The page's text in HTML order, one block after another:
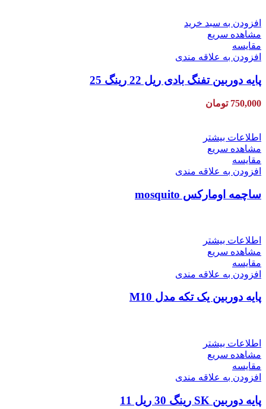
افزودن به سبد خرید
مشاهده سریع
مقایسه
افزودن به علاقه مندی
پایه دوربین تفنگ بادی ریل 22 رینگ 25
750,000 تومان
اطلاعات بیشتر
مشاهده سریع
مقایسه
افزودن به علاقه مندی
ساچمه اومارکس mosquito
اطلاعات بیشتر
مشاهده سریع
مقایسه
افزودن به علاقه مندی
پایه دوربین یک تکه مدل M10
اطلاعات بیشتر
مشاهده سریع
مقایسه
افزودن به علاقه مندی
پایه دوربین SK رینگ 30 ریل 11